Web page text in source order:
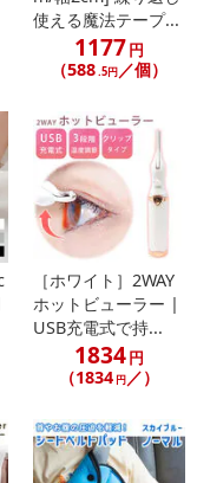
使える魔法テープ...
1177円
（588.5円 ／個）
［ホワイト］2WAY
ホットビューラー |
USB充電式で持...
1834円
（1834 円／）